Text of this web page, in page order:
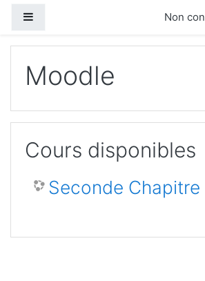
Non
Moodle
Cours disponibles
Seconde Chapitre